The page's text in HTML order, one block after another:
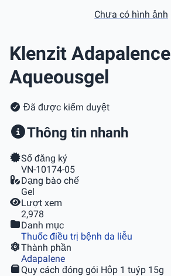
Chưa có hình ảnh
Klenzit Adapalence
Aqueousgel
Đã được kiểm duyệt
Thông tin nhanh
Số đăng ký
VN-10174-05
Dạng bào chế
Gel
Lượt xem
2,978
Danh mục
Thuốc điều trị bệnh da liễu
Thành phần
Adapalene
Quy cách đóng gói Hộp 1 tuýp 15g